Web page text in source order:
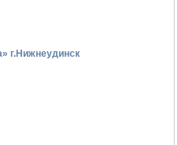
г.Нижнеудинск